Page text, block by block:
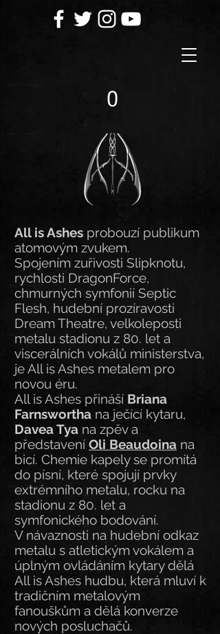
O
All is Ashes probouzí publikum
atomovým zvukem.
Spojením zuřivosti Slipknotu,
rychlosti DragonForce,
chmurných symfonií Septic
Flesh, hudební prozíravosti
Dream Theatre, velkoleposti
metalu stadionu z 80. let a
viscerálních vokálů ministerstva,
je All is Ashes metalem pro
novou éru.
All is Ashes přináší Briana
Farnswortha na ječící kytaru,
Davea Tya na zpěv a
představení Oli Beaudoina na
bicí. Chemie kapely se promítá
do písní, které spojují prvky
extrémního metalu, rocku na
stadionu z 80. let a
symfonického bodování.
V návaznosti na hudební odkaz
metalu s atletickým vokálem a
úplným ovládáním kytary dělá
All is Ashes hudbu, která mluví k
tradičním metalovým
fanouškům a dělá konverze
nových posluchačů.